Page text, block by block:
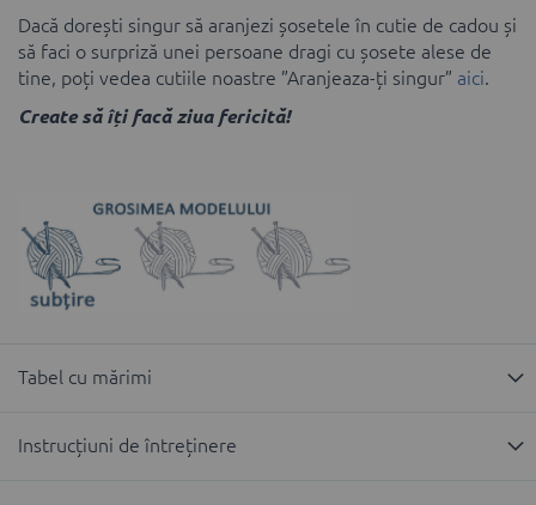
Dacă dorești singur să aranjezi șosetele în cutie de cadou și
să faci o surpriză unei persoane dragi cu șosete alese de
tine, poți vedea cutiile noastre ”Aranjeaza-ți singur” aici.
Create să îți facă ziua fericită!
Tabel cu mărimi
Instrucțiuni de întreținere